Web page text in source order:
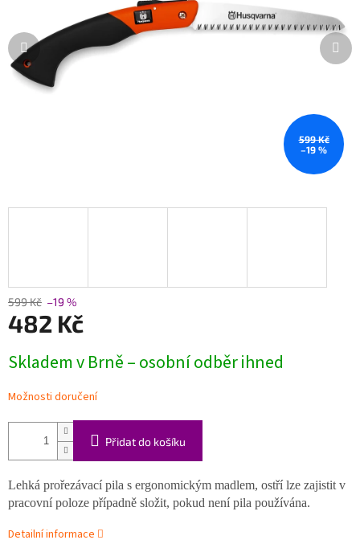
599 Kč
–19 %
599 Kč –19 %
482 Kč
cena:
Skladem v Brně – osobní odběr ihned
Možnosti doručení
Přidat do košíku
Lehká prořezávací pila s ergonomickým madlem, ostří lze zajistit v
pracovní poloze případně složit, pokud není pila používána.
Detailní informace